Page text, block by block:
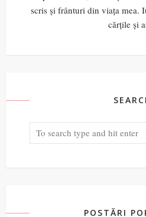
scris și frânturi din viața mea.
cărțile și
POSTĂRI